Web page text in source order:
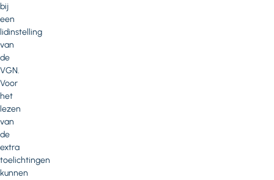
bij
een
lidinstelling
van
de
VGN.
Voor
het
lezen
van
de
extra
toelichtingen
kunnen